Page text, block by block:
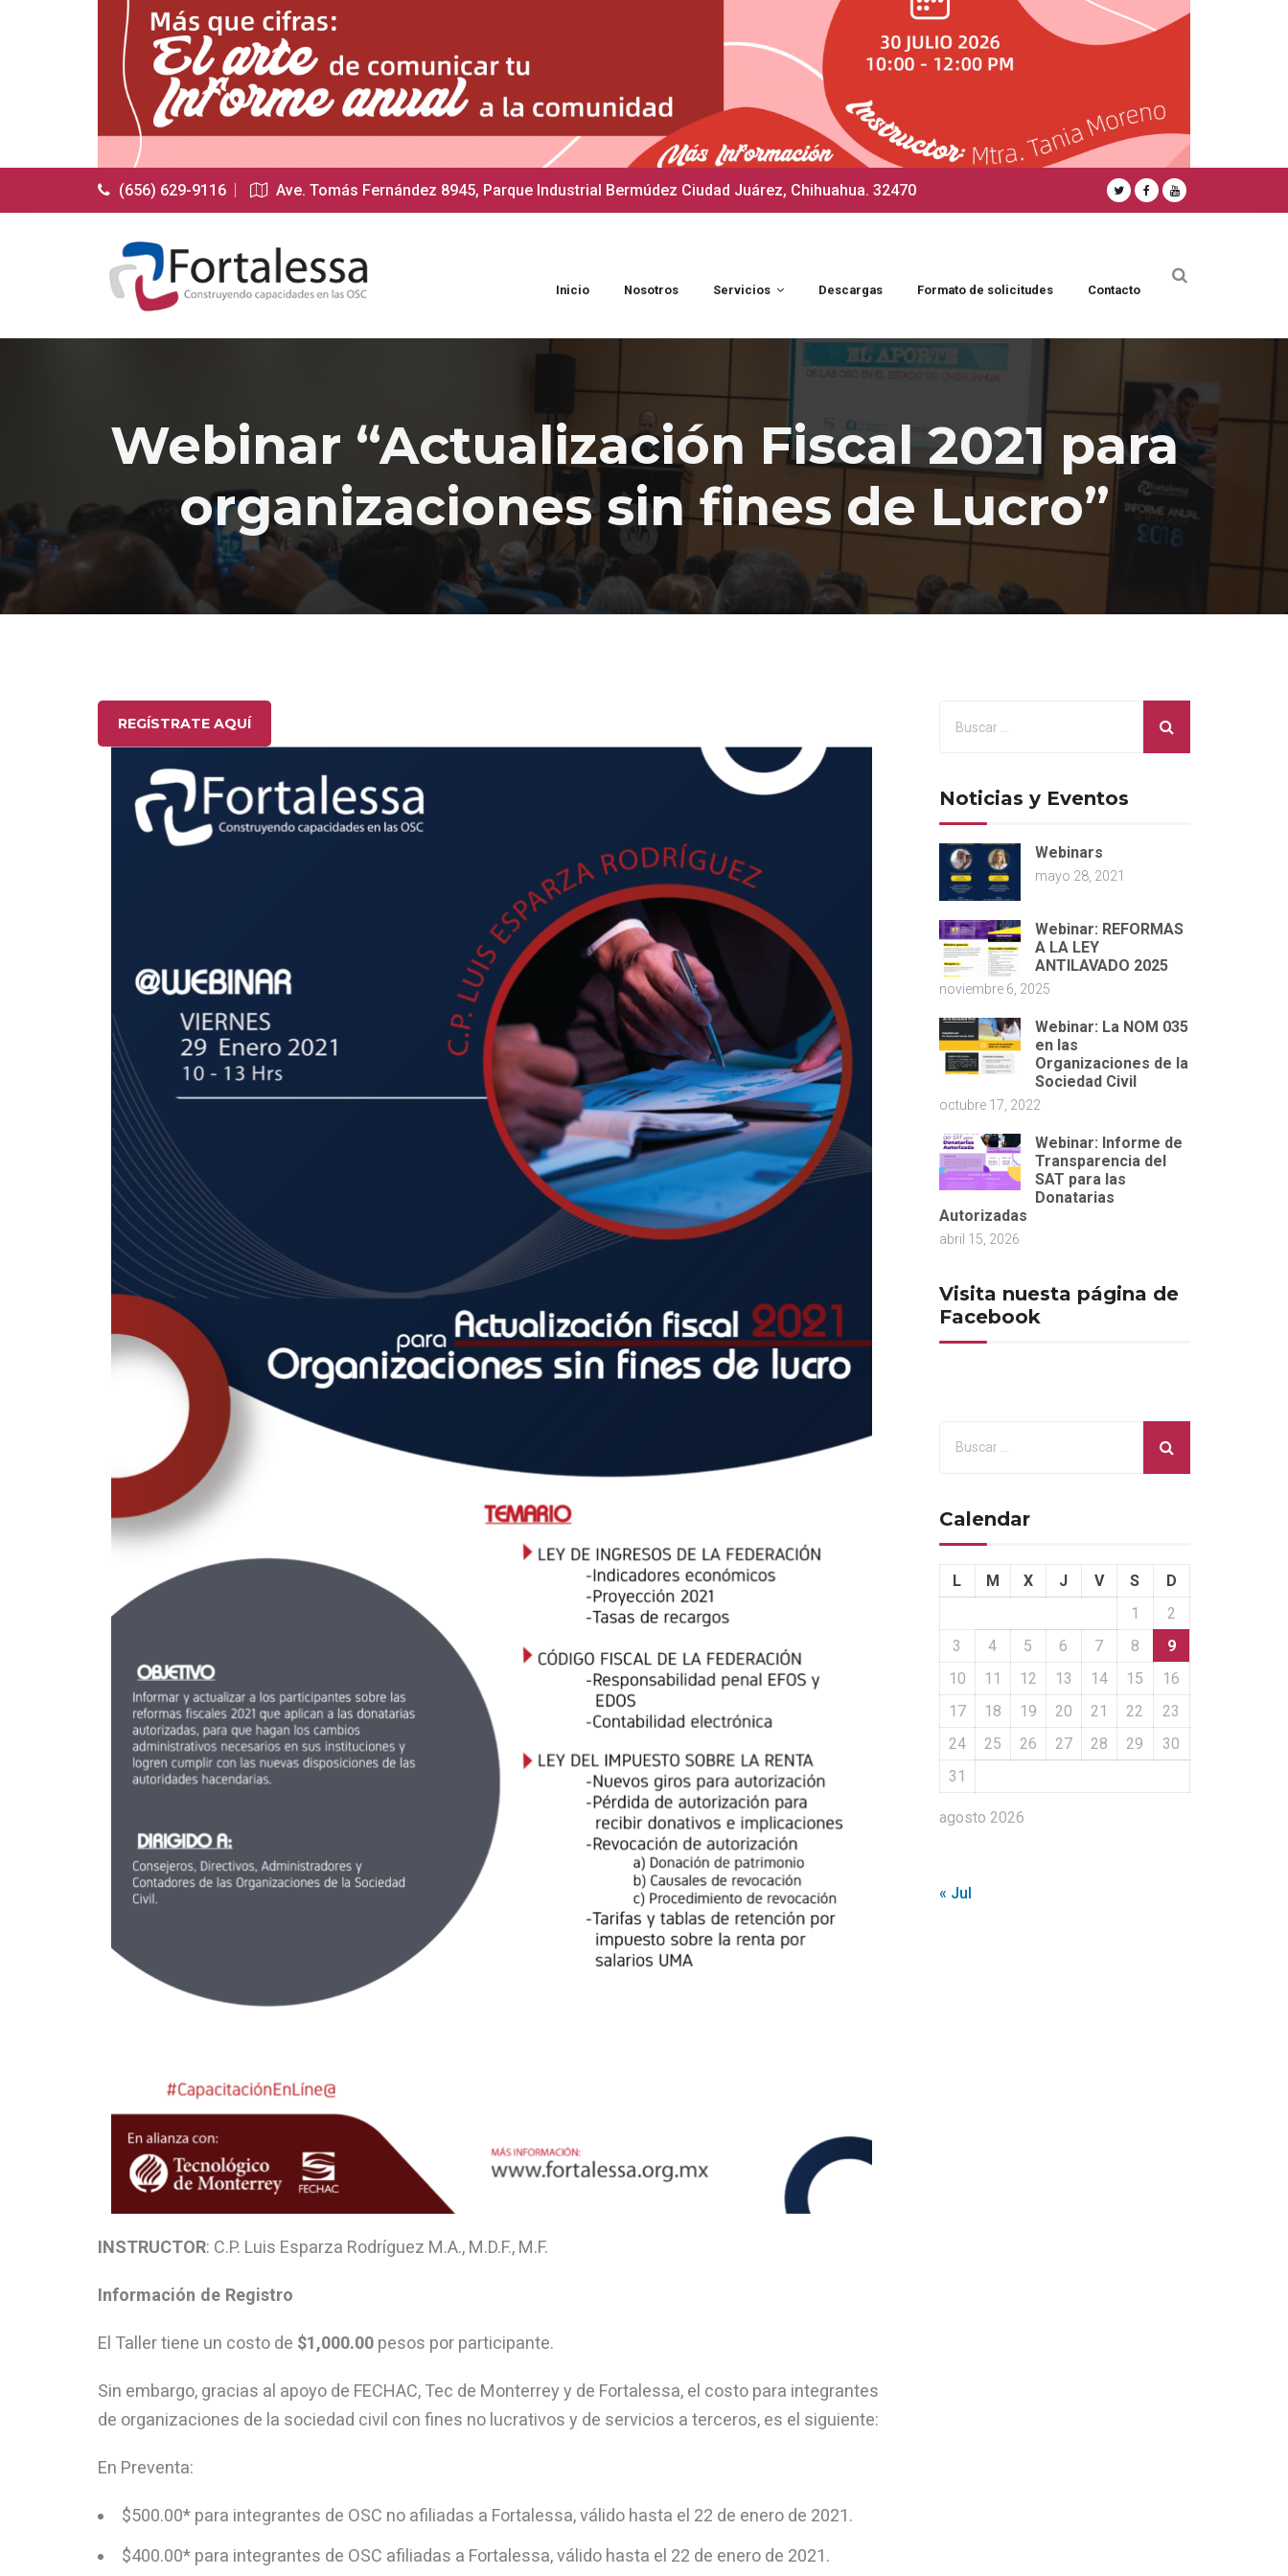
(656) 629-9116 Ave. Tomás Fernández 8945, Parque Industrial Bermúdez Ciudad Juárez, Chihuahua. 32470
Inicio Nosotros Servicios Descargas Formato de solicitudes Contacto
Webinar “Actualización Fiscal 2021 para
organizaciones sin fines de Lucro”
REGÍSTRATE AQUÍ
INSTRUCTOR: C.P. Luis Esparza Rodríguez M.A., M.D.F., M.F.
Información de Registro
El Taller tiene un costo de $1,000.00 pesos por participante.
Sin embargo, gracias al apoyo de FECHAC, Tec de Monterrey y de Fortalessa, el costo para integrantes
de organizaciones de la sociedad civil con fines no lucrativos y de servicios a terceros, es el siguiente:
En Preventa:
$500.00* para integrantes de OSC no afiliadas a Fortalessa, válido hasta el 22 de enero de 2021.
$400.00* para integrantes de OSC afiliadas a Fortalessa, válido hasta el 22 de enero de 2021.
Noticias y Eventos
Webinars
mayo 28, 2021
Webinar: REFORMAS
A LA LEY
ANTILAVADO 2025
noviembre 6, 2025
Webinar: La NOM 035
en las
Organizaciones de la
Sociedad Civil
octubre 17, 2022
Webinar: Informe de
Transparencia del
SAT para las
Donatarias
Autorizadas
abril 15, 2026
Visita nuesta página de
Facebook
Calendar
agosto 2026
L M X J V S
D
1
2
3
4 5 6 7 8
9
10
11 12 13 14 15
16
17
18 19 20 21 22
23
24
25 26 27 28 29
30
31
« Jul